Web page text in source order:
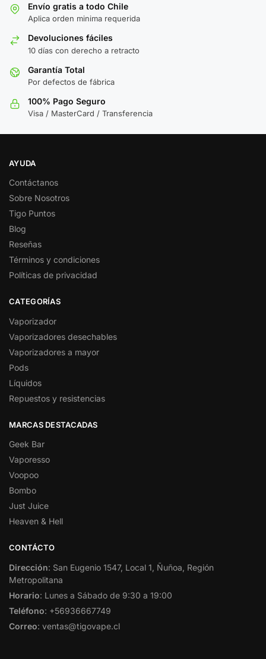
Envío gratis a todo Chile
Aplica orden minima requerida
Devoluciones fáciles
10 días con derecho a retracto
Garantía Total
Por defectos de fábrica
100% Pago Seguro
Visa / MasterCard / Transferencia
AYUDA
Contáctanos
Sobre Nosotros
Tigo Puntos
Blog
Reseñas
Términos y condiciones
Políticas de privacidad
CATEGORÍAS
Vaporizador
Vaporizadores desechables
Vaporizadores a mayor
Pods
Líquidos
Repuestos y resistencias
MARCAS DESTACADAS
Geek Bar
Vaporesso
Voopoo
Bombo
Just Juice
Heaven & Hell
CONTÁCTO
Dirección: San Eugenio 1547, Local 1, Ñuñoa, Región
Metropolitana
Horario: Lunes a Sábado de 9:30 a 19:00
Teléfono: +56936667749
Correo: ventas@tigovape.cl